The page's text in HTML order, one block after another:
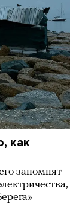
как
запомнят